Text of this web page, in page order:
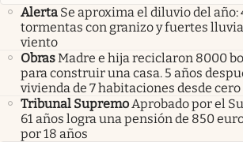
Alerta Se aproxima el diluvio del año:
tormentas con granizo y fuertes
viento
ObrasMadre e hija reciclaron 8000
para construir una casa. 5 años
vivienda de 7 habitaciones desde cero
Tribunal SupremoAprobado por el
61 años logra una pensión de 850
por 18 años